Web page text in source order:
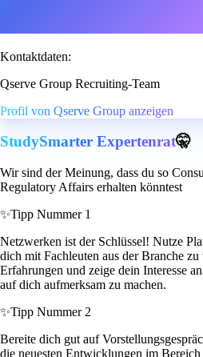
Kontaktdaten:
Qserve Group Recruiting-Team
Profil von Qserve Group anzeigen
StudySmarter Expertenrat🤫
Wir sind der Meinung, dass du so
Regulatory Affairs erhalten könntest
✨Tipp Nummer 1
Netzwerken ist der Schlüssel! Nutze
dich mit Fachleuten aus der Branche
Erfahrungen und zeige dein Interesse
auf dich aufmerksam zu machen.
✨Tipp Nummer 2
Bereite dich gut auf
die neuesten Entwicklungen im